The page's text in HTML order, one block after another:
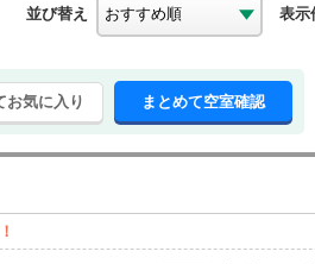
並び替え 表示
お気に入り まとめて空室確認